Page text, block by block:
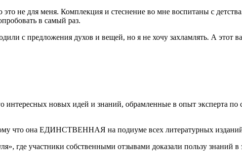
это не для меня. Комплекция и стеснение во мне воспитаны с
в самый раз.
с предложения духов и вещей, но я не хочу захламлять. А
интересных новых идей и знаний, обрамленные в опыт эксперта
что она ЕДИНСТВЕННАЯ на подиуме всех литературных изданий
где участники собственными отзывами доказали пользу знаний в